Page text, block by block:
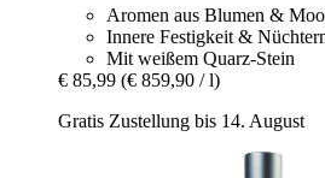
Aromen aus Blumen &
Innere Festigkeit &
Mit weißem Quarz-Stein
€ 85,99 (€ 859,90 / l)
Gratis Zustellung bis 14. August